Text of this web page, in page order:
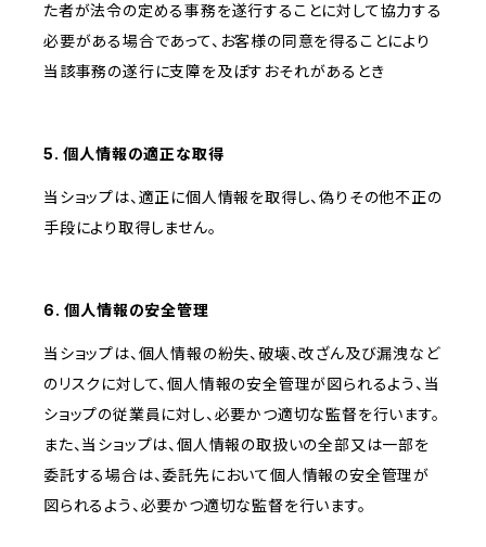
た者が法令の定める事務を遂行することに対して協力する
必要がある場合であって、お客様の同意を得ることにより
当該事務の遂行に支障を及ぼすおそれがあるとき
5. 個人情報の適正な取得
当ショップは、適正に個人情報を取得し、偽りその他不正の
手段により取得しません。
6. 個人情報の安全管理
当ショップは、個人情報の紛失、破壊、改ざん及び漏洩など
のリスクに対して、個人情報の安全管理が図られるよう、当
ショップの従業員に対し、必要かつ適切な監督を行います。
また、当ショップは、個人情報の取扱いの全部又は一部を
委託する場合は、委託先において個人情報の安全管理が
図られるよう、必要かつ適切な監督を行います。